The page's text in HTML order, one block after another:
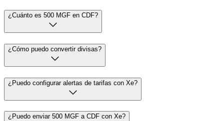
¿Cuánto es 500 MGF en CDF?
¿Cómo puedo convertir divisas?
¿Puedo configurar alertas de tarifas con Xe?
¿Puedo enviar 500 MGF a CDF con Xe?